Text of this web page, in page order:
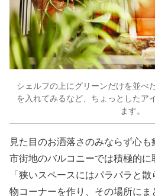
シェルフの上にグリーンだけを並べ
を入れてみるなど、ちょっとしたア
ます。
見た目のお洒落さのみならず心も
市街地のバルコニーでは積極的に
「狭いスペースにはパラパラと
物コーナーを作り、その場所に